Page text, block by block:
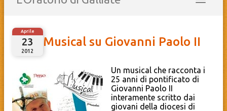
Aprile
23
2012
Musical su Giovanni Paolo II
Un musical che racconta i
25 anni di pontificato di
Giovanni Paolo II
interamente scritto dai
giovani della diocesi di